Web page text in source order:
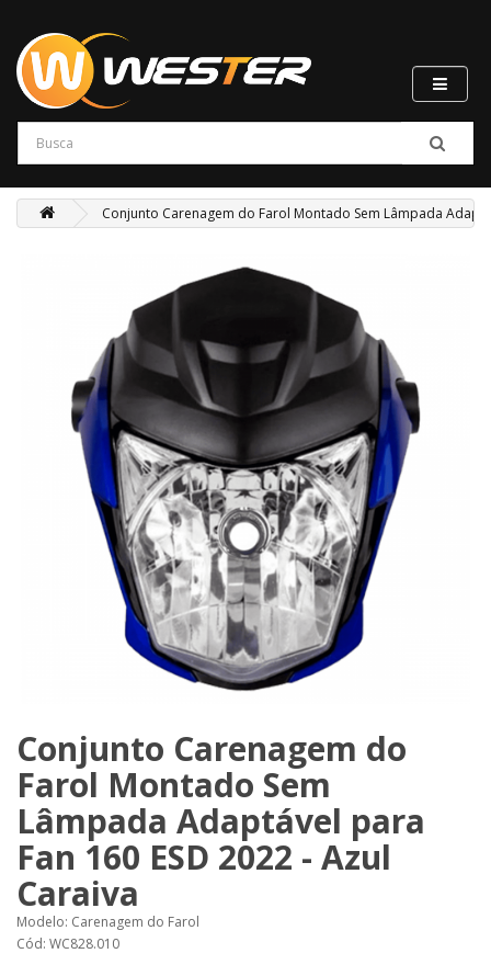
Conjunto Carenagem do Farol Montado Sem Lâmpada
Conjunto Carenagem do
Farol Montado Sem
Lâmpada Adaptável para
Fan 160 ESD 2022 - Azul
Caraiva
Modelo: Carenagem do Farol
Cód: WC828.010